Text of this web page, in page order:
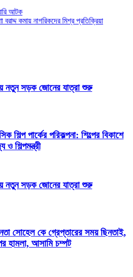
আটক
কমায় নাগরিকদের মিশ্র প্রতিক্রিয়া
নতুন সড়ক জোনের যাত্রা শুরু
শিল্প পার্কের পরিকল্পনা: শিল্পের বিকাশে
শিল্পমন্ত্রী
নতুন সড়ক জোনের যাত্রা শুরু
সোহেল কে গ্রেপ্তারের সময় ছিনতাই,
হামলা, আসামি চম্পট